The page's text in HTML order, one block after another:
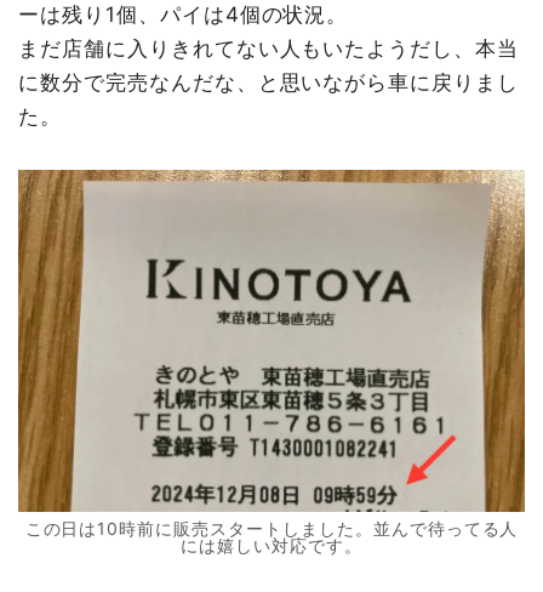
ーは残り1個、パイは4個の状況。
まだ店舗に入りきれてない人もいたようだし、本当
に数分で完売なんだな、と思いながら車に戻りまし
た。
この日は10時前に販売スタートしました。並んで待ってる人
には嬉しい対応です。